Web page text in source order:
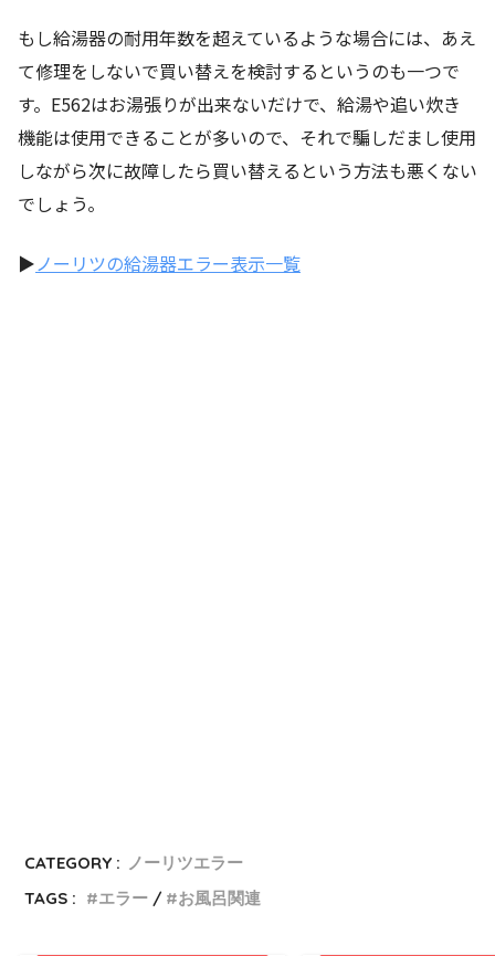
もし給湯器の耐用年数を超えているような場合には、あえ
て修理をしないで買い替えを検討するというのも一つで
す。E562はお湯張りが出来ないだけで、給湯や追い炊き
機能は使用できることが多いので、それで騙しだまし使用
しながら次に故障したら買い替えるという方法も悪くない
でしょう。
▶ノーリツの給湯器エラー表示一覧
CATEGORY : ノーリツエラー
TAGS :
エラー お風呂関連